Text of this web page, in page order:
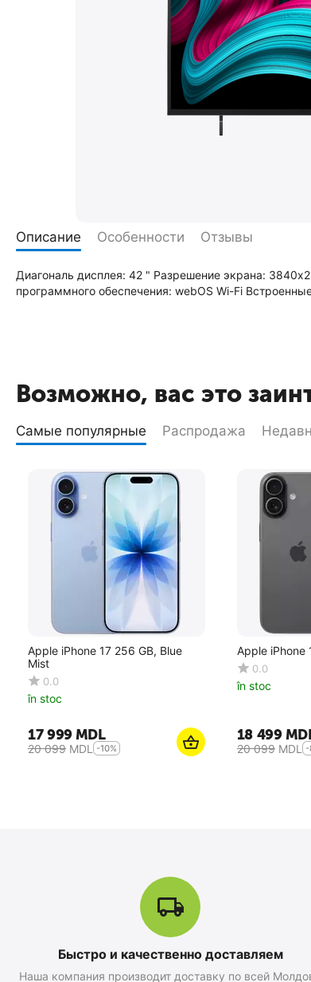
Описание Особенности Отзывы
Диагональ дисплея: 42 " Разрешение экрана:
программного обеспечения: webOS Wi-Fi
Возможно, вас это
Самые популярные Распродажа
Apple iPhone 17 256 GB, Blue
Mist
0.0
în stoc
17 999MDL
20 099 MDL -10%
Apple iPhone
0.0
în stoc
18 499
20 099 MDL -
Apple iPhone 17 Pro Max 256 GB,
Быстро и качественно доставляем
Наша компания производит доставку по всей